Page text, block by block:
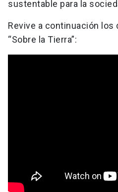
sustentable para la
Revive a continuación los
“Sobre la Tierra”: